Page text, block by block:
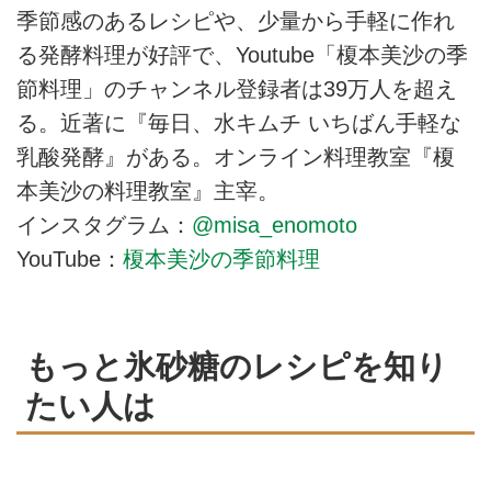
季節感のあるレシピや、少量から手軽に作れ
る発酵料理が好評で、Youtube「榎本美沙の季
節料理」のチャンネル登録者は39万人を超え
る。近著に『毎日、水キムチ いちばん手軽な
乳酸発酵』がある。オンライン料理教室『榎
本美沙の料理教室』主宰。
インスタグラム： @misa_enomoto
YouTube： 榎本美沙の季節料理
もっと氷砂糖のレシピを知り
たい人は